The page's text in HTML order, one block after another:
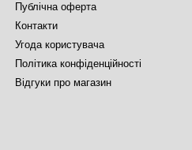
Публічна оферта
Контакти
Угода користувача
Політика конфіденційності
Відгуки про магазин